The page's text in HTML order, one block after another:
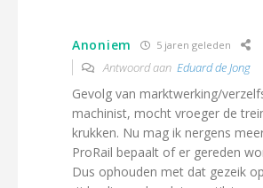
Anoniem 5 jaren geleden
Antwoord aan Eduard de Jong
Gevolg van marktwerking/
machinist, mocht vroeger de
krukken. Nu mag ik nergens
ProRail bepaalt of er gereden
Dus ophouden met dat gezeik